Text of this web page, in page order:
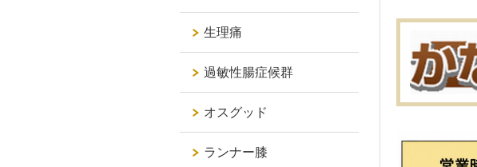
生理痛
過敏性腸症候群
オスグッド
ランナー膝